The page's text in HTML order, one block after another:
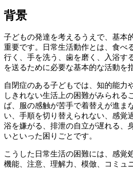
背景
子どもの発達を考えるうえで、基本
重要です。日常生活動作とは、食べ
行く、手を洗う、歯を磨く、入浴す
を送るために必要な基本的な活動を
自閉症のある子どもでは、知的能力
しきれない生活上の困難がみられる
ば、服の感触が苦手で着替えが進ま
い、手順を切り替えられない、感覚
浴を嫌がる、排泄の自立が遅れる、
いといった困りごとです。
こうした日常生活の困難には、感覚
機能、注意、理解力、模倣、コミュ